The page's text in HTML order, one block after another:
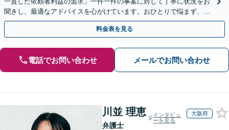
聞きし、最適なアドバイスを心がけています。おひとりで悩まず、ぜ
ひ一度ご相談ください【完全個室対応】【子連れ相談可】
料金表を見る
電話でお問い合わせ メールでお問い合わせ
川並 理恵
弁護士
インタビュ
ーを見る
大阪府